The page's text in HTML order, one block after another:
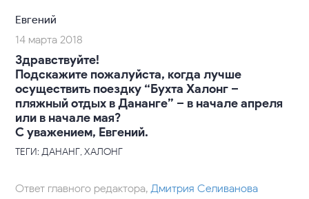
Евгений
14 марта 2018
Здравствуйте!
Подскажите пожалуйста, когда лучше
осуществить поездку “Бухта Халонг –
пляжный отдых в Дананге” – в начале апреля
или в начале мая?
C уважением, Евгений.
ТЕГИ: ДАНАНГ, ХАЛОНГ
Ответ главного редактора,Дмитрия Селиванова